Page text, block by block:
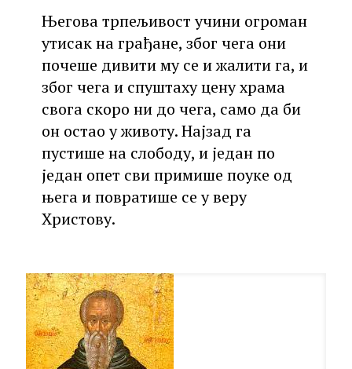
Његова трпељивост учини огроман
утисак на грађане, због чега они
почеше дивити му се и жалити га, и
због чега и спуштаху цену храма
свога скоро ни до чега, само да би
он остао у животу. Најзад га
пустише на слободу, и један по
један опет сви примише поуке од
њега и повратише се у веру
Христову.